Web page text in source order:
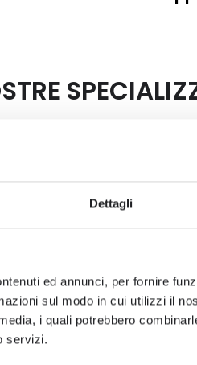
Dettagli
ed annunci, per fornire
sul modo in cui utilizzi il
i quali potrebbero
servizi.
di
degli